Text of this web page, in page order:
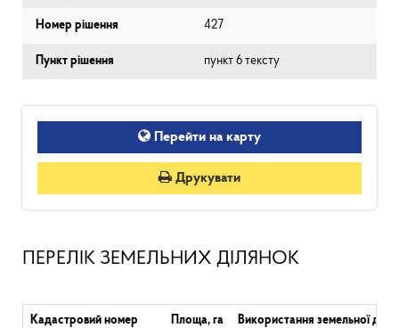
Номер рішення 427
Пункт рішення пункт 6 тексту
Перейти на карту
Друкувати
ПЕРЕЛІК ЗЕМЕЛЬНИХ ДІЛЯНОК
Кадастровий номер Площа, га Використання земельної